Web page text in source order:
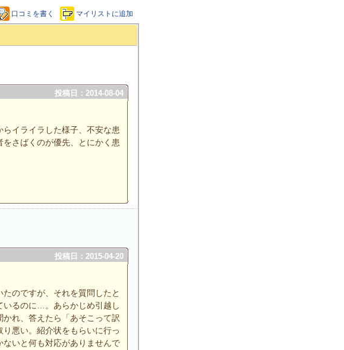
口コミを書く マイリストに追加
投稿日：2014-08-04
イライラした様子、不安な患
さばくのが優先、とにかく患
投稿日：2015-04-20
のですが、それを質問したと
いるのに…。あらかじめ引越し
れ、答えたら「あそこって訳
悪い。紹介状をもらいに行っ
いと何も対応がありませんで